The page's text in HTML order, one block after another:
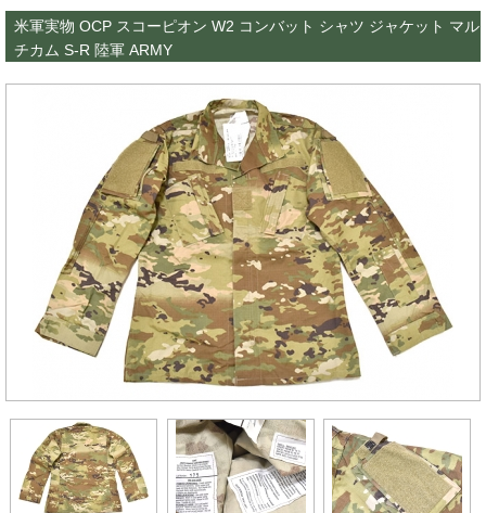
米軍実物 OCP スコーピオン W2 コンバット シャツ ジャケット マル
チカム S-R 陸軍 ARMY